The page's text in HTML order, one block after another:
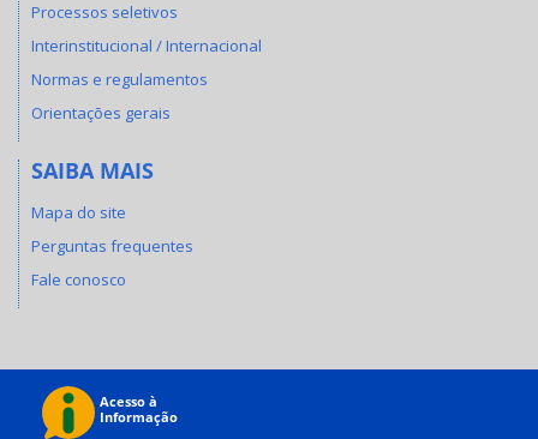
Processos seletivos
Interinstitucional / Internacional
Normas e regulamentos
Orientações gerais
SAIBA MAIS
Mapa do site
Perguntas frequentes
Fale conosco